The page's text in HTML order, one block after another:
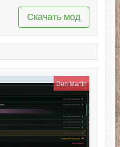
Скачать мод
Den Martin